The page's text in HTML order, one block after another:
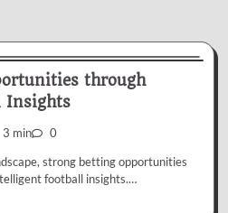
through
Insights
3 min 0
strong betting opportunities
football insights.…